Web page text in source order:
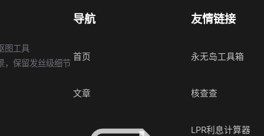
图工具
，保留发丝级细节
导航
首页
文章
友情链接
永无岛工具箱
核查查
LPR利息计算器